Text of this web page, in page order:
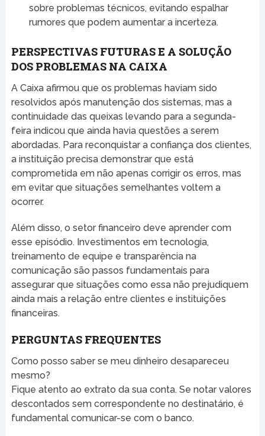
sobre problemas técnicos, evitando espalhar
rumores que podem aumentar a incerteza.
PERSPECTIVAS FUTURAS E A SOLUÇÃO
DOS PROBLEMAS NA CAIXA
A Caixa afirmou que os problemas haviam sido
resolvidos após manutenção dos sistemas, mas a
continuidade das queixas levando para a segunda-
feira indicou que ainda havia questões a serem
abordadas. Para reconquistar a confiança dos clientes,
a instituição precisa demonstrar que está
comprometida em não apenas corrigir os erros, mas
em evitar que situações semelhantes voltem a
ocorrer.
Além disso, o setor financeiro deve aprender com
esse episódio. Investimentos em tecnologia,
treinamento de equipe e transparência na
comunicação são passos fundamentais para
assegurar que situações como essa não prejudiquem
ainda mais a relação entre clientes e instituições
financeiras.
PERGUNTAS FREQUENTES
Como posso saber se meu dinheiro desapareceu
mesmo?
Fique atento ao extrato da sua conta. Se notar valores
descontados sem correspondente no destinatário, é
fundamental comunicar-se com o banco.